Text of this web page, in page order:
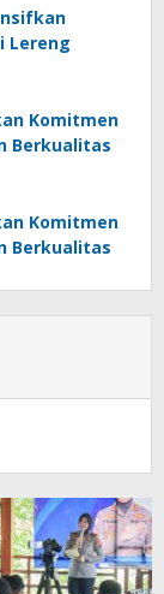
Lereng
Komitmen
Berkualitas
Komitmen
Berkualitas